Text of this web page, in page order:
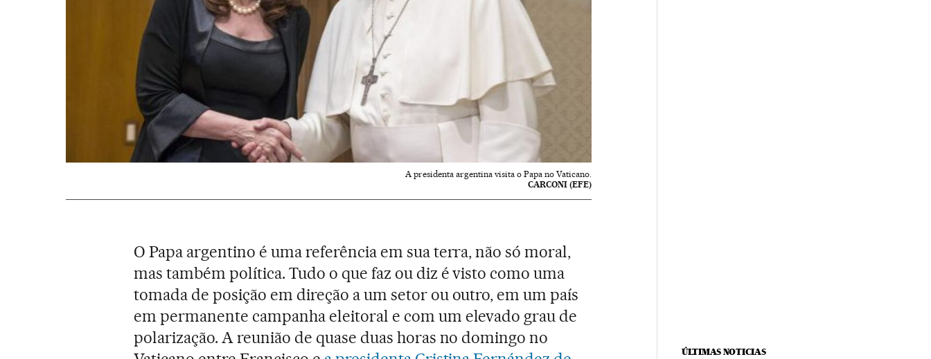
A presidenta argentina visita o Papa no Vaticano.
CARCONI (EFE)
O Papa argentino é uma referência em sua terra, não só moral,
mas também política. Tudo o que faz ou diz é visto como uma
tomada de posição em direção a um setor ou outro, em um país
em permanente campanha eleitoral e com um elevado grau de
polarização. A reunião de quase duas horas no domingo no
ÚLTIMAS NOTICIAS